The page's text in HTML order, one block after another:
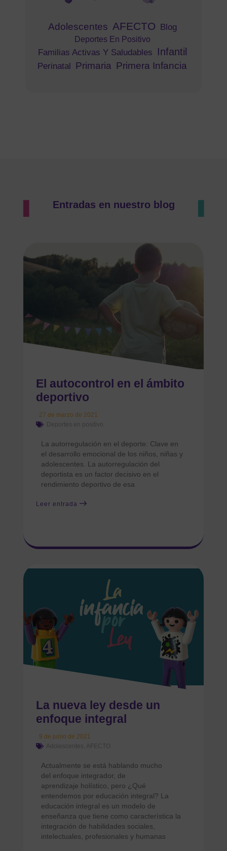
Adolescentes AFECTO Blog
Deportes En Positivo
Familias Activas Y Saludables Infantil
Perinatal Primaria Primera Infancia
Entradas en nuestro blog
El autocontrol en el ámbito
deportivo
27 de marzo de 2021
Deportes en positivo
La autorregulación en el deporte: Clave en
el desarrollo emocional de los niños, niñas y
adolescentes. La autorregulación del
deportista es un factor decisivo en el
rendimiento deportivo de esa
Leer entrada
La nueva ley desde un
enfoque integral
9 de junio de 2021
Adolescentes
AFECTO
Actualmente se está hablando mucho
del enfoque integrador, de
aprendizaje holístico, pero ¿Qué
entendemos por educación integral? La
educación integral es un modelo de
enseñanza que tiene como característica la
integración de habilidades sociales,
intelectuales, profesionales y humanas